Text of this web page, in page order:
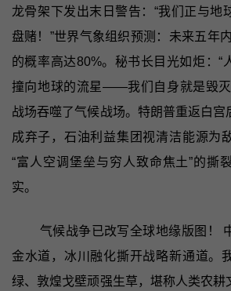
龙骨架下发出末日警告：“我们正与地
盘赌！”世界气象组织预测：未来五年
的概率高达80%。秘书长目光如炬：“
撞向地球的流星——我们自身就是毁灭
战场吞噬了气候战场。特朗普重返白宫
成弃子，石油利益集团视清洁能源为
“富人空调堡垒与穷人致命焦土”的撕
实。
气候战争已改写全球地缘版图！
金水道，冰川融化撕开战略新通道。
绿、敦煌戈壁顽强生草，堪称人类农耕